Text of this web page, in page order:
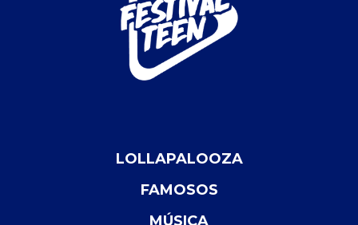
LOLLAPALOOZA
FAMOSOS
MÚSICA